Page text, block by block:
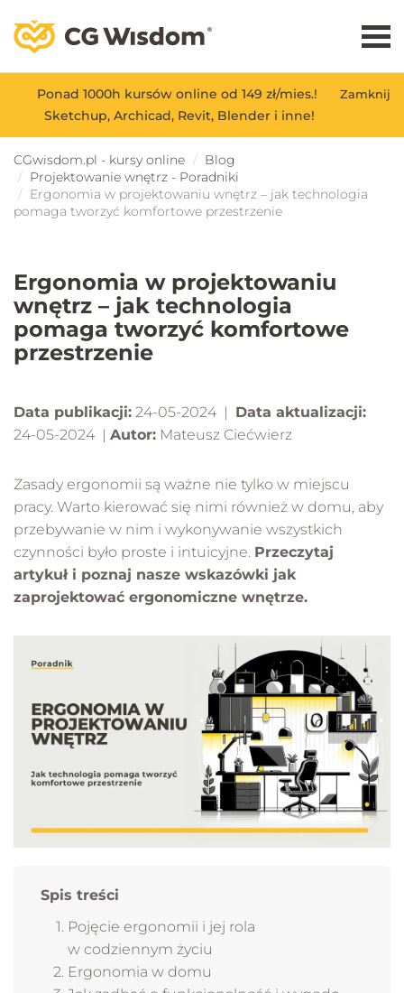
Zamknij
Ponad 1000h kursów online od 149 zł/mies.!
Sketchup, Archicad, Revit, Blender i inne!
CGwisdom.pl - kursy online
Blog
Projektowanie wnętrz - Poradniki
Ergonomia w projektowaniu wnętrz – jak technologia
pomaga tworzyć komfortowe przestrzenie
Ergonomia w projektowaniu
wnętrz – jak technologia
pomaga tworzyć komfortowe
przestrzenie
Data publikacji: 24-05-2024 | Data aktualizacji:
24-05-2024 | Autor: Mateusz Ciećwierz
Zasady ergonomii są ważne nie tylko w miejscu
pracy. Warto kierować się nimi również w domu, aby
przebywanie w nim i wykonywanie wszystkich
czynności było proste i intuicyjne. Przeczytaj
artykuł i poznaj nasze wskazówki jak
zaprojektować ergonomiczne wnętrze.
Spis treści
Pojęcie ergonomii i jej rola
w codziennym życiu
Ergonomia w domu